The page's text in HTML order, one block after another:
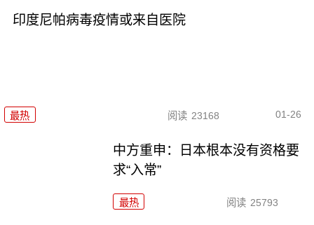
印度尼帕病毒疫情或来自医院
最热 阅读 23168 01-26
中方重申：日本根本没有资格要
求“入常”
最热 阅读 25793